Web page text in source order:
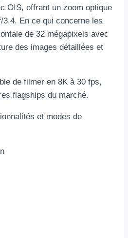
OIS, offrant un zoom optique
3.4. En ce qui concerne les
de 32 mégapixels avec
des images détaillées et
de filmer en 8K à 30 fps,
flagships du marché.
et modes de